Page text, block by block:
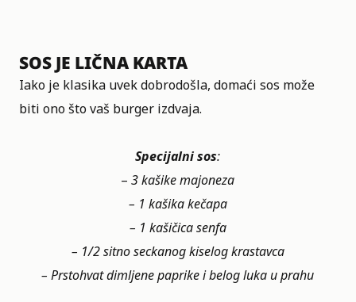
SOS JE LIČNA KARTA
Iako je klasika uvek dobrodošla, domaći sos može
biti ono što vaš burger izdvaja.
Specijalni sos:
–3 kašike majoneza
– 1 kašika kečapa
– 1 kašičica senfa
– 1/2 sitno seckanog kiselog krastavca
– Prstohvat dimljene paprike i belog luka u prahu